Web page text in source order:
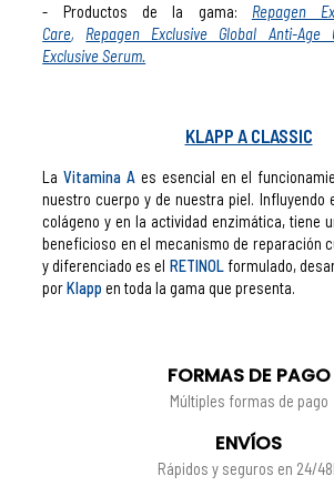
- Productos de la gama:
Repagen
Care, Repagen Exclusive Global Anti-Age
Exclusive Serum.
KLAPP A CLASSIC
LaVitamina A es esencial en el
nuestro cuerpo y de nuestra piel. Influyendo
colágeno y en la actividad enzimática, tiene
beneficioso en el mecanismo de reparación
y diferenciado es el RETINOLformulado,
porKlapp en toda la gama que presenta.
FORMAS DE PAGO
Múltiples formas de pago
ENVÍOS
Rápidos y seguros en 24/